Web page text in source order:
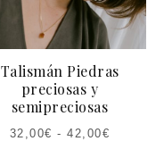
Talismán Piedras
preciosas y
semipreciosas
32,00€ -42,00€